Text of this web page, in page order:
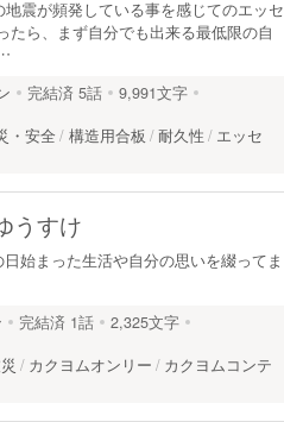
震が頻発している事を感じてのエッセ
たら、まず自分でも出来る最低限の自
完結済 5話
9,991文字
・安全 構造用合板 耐久性
エッセ
うすけ
始まった生活や自分の思いを綴ってま
完結済 1話
2,325文字
カクヨムオンリー
カクヨムコンテ